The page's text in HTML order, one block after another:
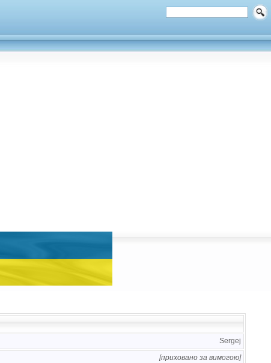
Sergej
[приховано за вимогою]